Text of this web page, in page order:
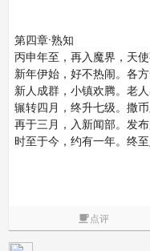
第四章·熟知
丙申年至，再入魔界，天使
新年伊始，好不热闹。各方
新人成群，小镇欢腾。老人
辗转四月，终升七级。撒币
再于三月，入新闻部。发布
时至于今，约有一年。终至
点评